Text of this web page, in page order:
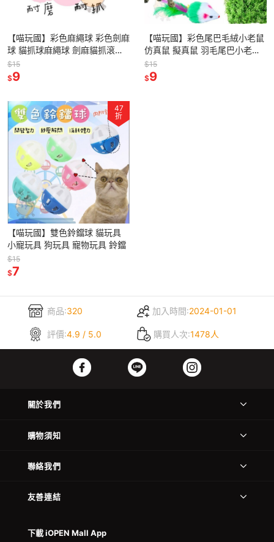
【喵玩國】彩色麻繩球 彩色劍麻
球 貓抓球麻繩球 劍麻貓抓滾球
麻繩球 磨爪利器 磨牙 貓抓球
$15
$9
【喵玩國】彩色尾巴毛絨小老鼠
仿真鼠 擬真鼠 羽毛尾巴小老鼠
養貓必備 貓玩具 寵物玩具
$15
$9
47
折
【喵玩國】雙色鈴鐺球 貓玩具
小寵玩具 狗玩具 寵物玩具 鈴鐺
$15
$7
商品:320 加入時間:2024-01-01
評價:4.9 / 5.0 購買人次:1478人
關於我們
購物須知
聯絡我們
友善連結
下載 iOPEN Mall App